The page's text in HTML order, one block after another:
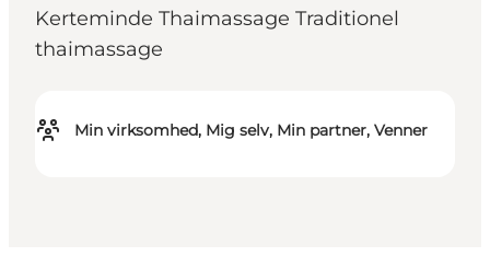
Kerteminde Thaimassage Traditionel
thaimassage
Min virksomhed, Mig selv, Min partner, Venner